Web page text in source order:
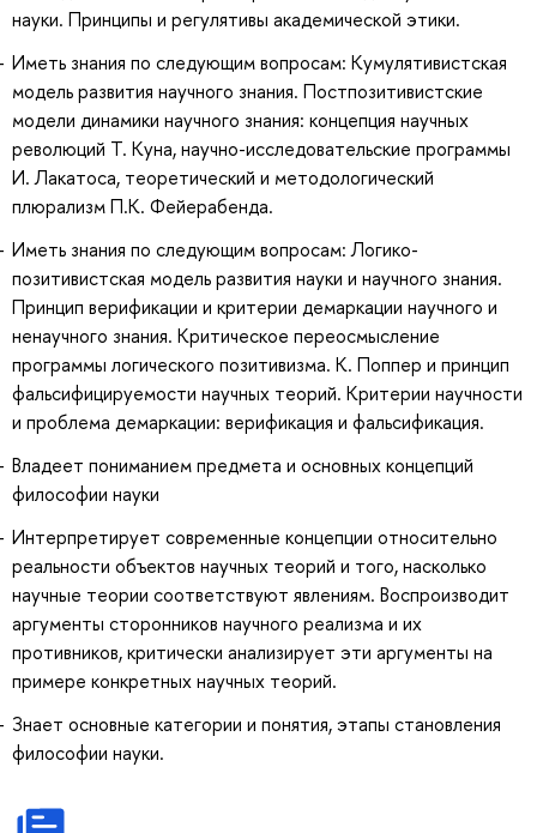
науки. Принципы и регулятивы академической этики.
Иметь знания по следующим вопросам: Кумулятивистская
модель развития научного знания. Постпозитивистские
модели динамики научного знания: концепция научных
революций Т. Куна, научно-исследовательские программы
И. Лакатоса, теоретический и методологический
плюрализм П.К. Фейерабенда.
Иметь знания по следующим вопросам: Логико-
позитивистская модель развития науки и научного знания.
Принцип верификации и критерии демаркации научного и
ненаучного знания. Критическое переосмысление
программы логического позитивизма. К. Поппер и принцип
фальсифицируемости научных теорий. Критерии научности
и проблема демаркации: верификация и фальсификация.
Владеет пониманием предмета и основных концепций
философии науки
Интерпретирует современные концепции относительно
реальности объектов научных теорий и того, насколько
научные теории соответствуют явлениям. Воспроизводит
аргументы сторонников научного реализма и их
противников, критически анализирует эти аргументы на
примере конкретных научных теорий.
Знает основные категории и понятия, этапы становления
философии науки.